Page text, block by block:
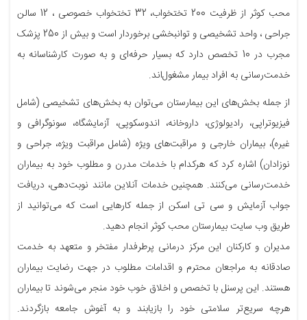
محب کوثر از ظرفیت 200 تختخواب، 32 تختخواب خصوصی ، 12 سالن
جراحی ، واحد تشخیصی و توانبخشی برخوردار است و بیش از 250 پزشک
مجرب در 10 تخصص دارد که بسیار حرفه‌ای و به صورت کارشناسانه به
خدمت‌رسانی به افراد بیمار مشغول‌اند.
از جمله بخش‌های این بیمارستان می‌توان به بخش‌های تشخیصی (شامل
فیزیوتراپی، رادیولوژی، داروخانه، اندوسکوپی، آزمایشگاه، سونوگرافی و
غیره)، بیماران خارجی و مراقبت‌های ویژه (شامل مراقبت ویژه، جراحی و
نوزادان) اشاره کرد که هرکدام با خدمات مدرن و مطلوب خود به بیماران
خدمت‌رسانی می‌کنند. همچنین خدمات آنلاین مانند نوبت‌دهی، دریافت
جواب آزمایش و سی تی اسکن از جمله کارهایی است که می‌توانید از
طریق وب سایت بیمارستان محب کوثر انجام دهید.
مدیران و کارکنان این مرکز درمانی پرطرفدار مفتخر و متعهد به خدمت
صادقانه به مراجعان محترم و اقدامات مطلوب در جهت رضایت بیماران
هستند. این پرسنل با تخصص و اخلاق خوب خود منجر می‌شوند تا بیماران
هرچه سریع‌تر سلامتی خود را بازیابند و به آغوش جامعه بازگردند.